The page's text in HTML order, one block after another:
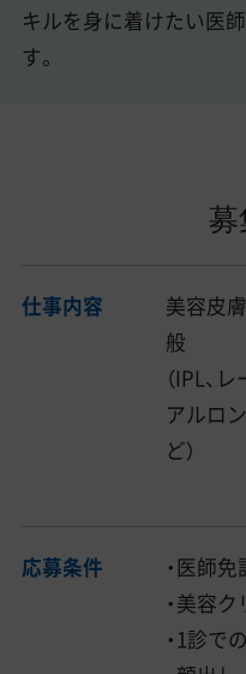
キルを身に着けたい医
す。
仕事内容
美容皮
般
（IPL、
アルロ
ど）
応募条件
・医師免
・美容
・1診で